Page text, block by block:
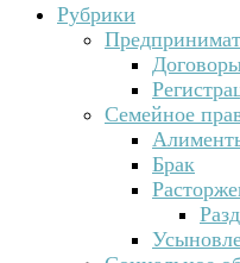
Рубрики
Семейное
Брак